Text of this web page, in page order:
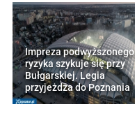
Impreza podwyższonego
ryzyka szykuje się przy
Bułgarskiej. Legia
przyjeżdża do Poznania